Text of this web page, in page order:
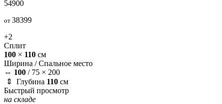
54900
от 38399
+2
Сплит
100 × 110 см
Ширина /Спальное место
⇔ 100 / 75 × 200
⇕ Глубина 110 см
Быстрый просмотр
на складе